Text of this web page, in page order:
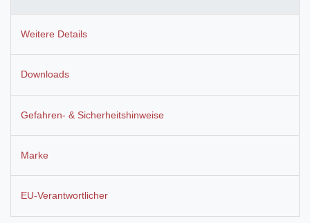
Weitere Details
Downloads
Gefahren- & Sicherheitshinweise
Marke
EU-Verantwortlicher